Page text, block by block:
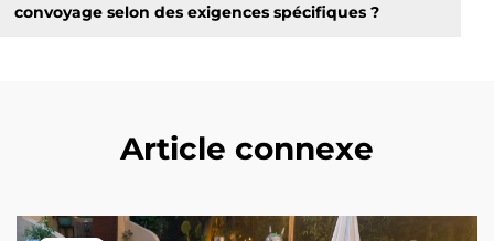
convoyage selon des exigences spécifiques ?
Article connexe